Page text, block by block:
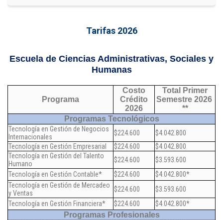
Tarifas 2026
Escuela de Ciencias Administrativas, Sociales y
Humanas
Programa
Costo
Crédito
2026
Total Primer
Semestre 2026
**
Programas Tecnológicos
Tecnología en Gestión de Negocios
Internacionales
$224.600
$4.042.800
Tecnología en Gestión Empresarial
$224.600
$4.042.800
Tecnología en Gestión del Talento
Humano
$224.600
$3.593.600
Tecnología en Gestión Contable*
$224.600
$4.042.800*
Tecnología en Gestión de Mercadeo
y Ventas
$224.600
$3.593.600
Tecnología en Gestión Financiera*
$224.600 $4.042.800*
Programas Profesionales
Puntos de pago
Contáctanos
Comunícate con nosotros
Línea de Atención al Cliente
Campus Estadio: CR 70 # 52-49
(+57) (4) 4 600 700
Medellín - Colombia - Suramérica